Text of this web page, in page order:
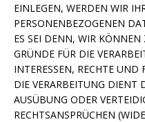
EINLEGEN, WERDEN WIR
PERSONENBEZOGENEN
ES SEI DENN, WIR
GRÜNDE FÜR DIE
INTERESSEN, RECHTE UND
DIE VERARBEITUNG DIENT
AUSÜBUNG ODER
RECHTSANSPRÜCHEN